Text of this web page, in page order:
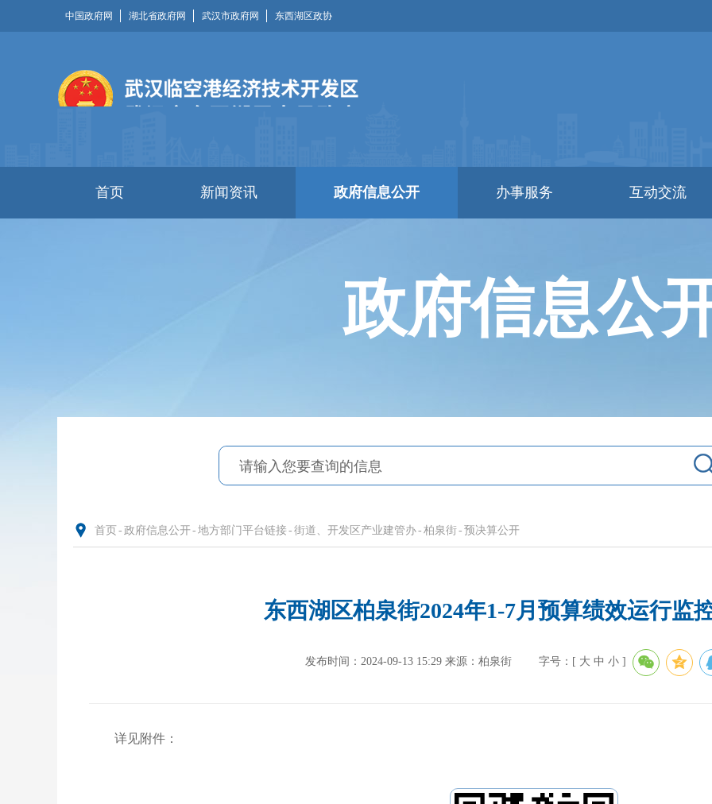
中国政府网 湖北省政府网 武汉市政府网 东西湖区政协
首页 新闻资讯 政府信息公开 办事服务 互动交流
政府信息公
首页 - 政府信息公开- 地方部门平台链接- 街道、开发区产业建管办- 柏泉街- 预决算公开
东西湖区柏泉街2024年1-7月预算绩效运行监
发布时间：2024-09-13 15:29 来源：柏泉街 字号：[ 大 中 小 ]
详见附件：